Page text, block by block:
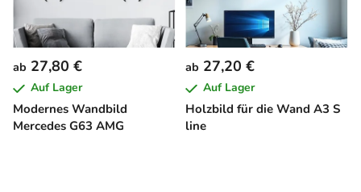
Modernes Wandbild
Mercedes G63 AMG
ab 27,80 €
Auf Lager
Holzbild für die Wand A3 S
line
ab 27,20 €
Auf Lager